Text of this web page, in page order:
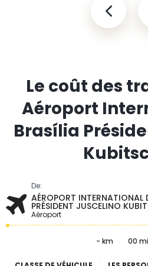
Le coût des
Aéroport
Brasília
De:
AÉROPORT INTERNATIONAL
PRÉSIDENT JUSCELINO
Aéroport
- km 00